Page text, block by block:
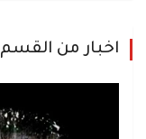
اخبار من القسم